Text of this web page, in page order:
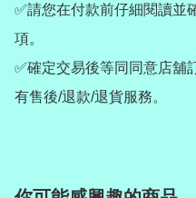
✅請您在付款前仔細閱讀並
項。
✅確定交易後等同同意店舖
有售後/退款/退貨服務。